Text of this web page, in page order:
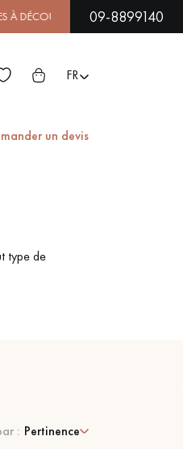
EN SHOWROOM |
09-8899140
FR
un devis
type de
: Pertinence